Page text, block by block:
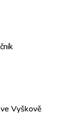
Vyškově